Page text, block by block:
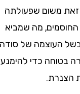
משום שפעולתה
מה שמביא
של סודה
כדי להימנע